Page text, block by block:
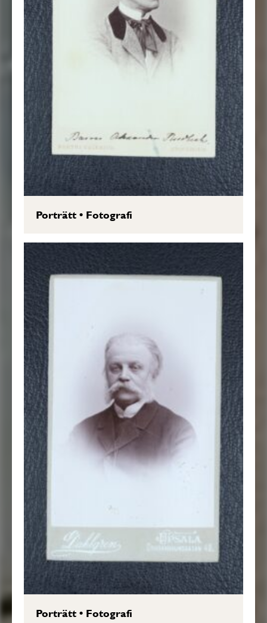
Porträtt• Fotografi
Porträtt• Fotografi